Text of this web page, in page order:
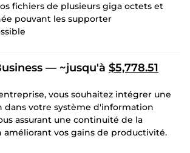
fichiers de plusieurs giga octets et
pouvant les supporter
— ~jusqu'à $5,778.51
vous souhaitez intégrer une
dans votre système d'information
assurant une continuité de la
vos gains de productivité.